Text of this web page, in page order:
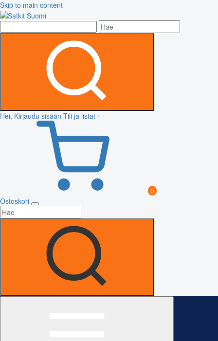
Skip to main content
Hei, Kirjaudu sisään Tili ja listat
0
Ostoskori